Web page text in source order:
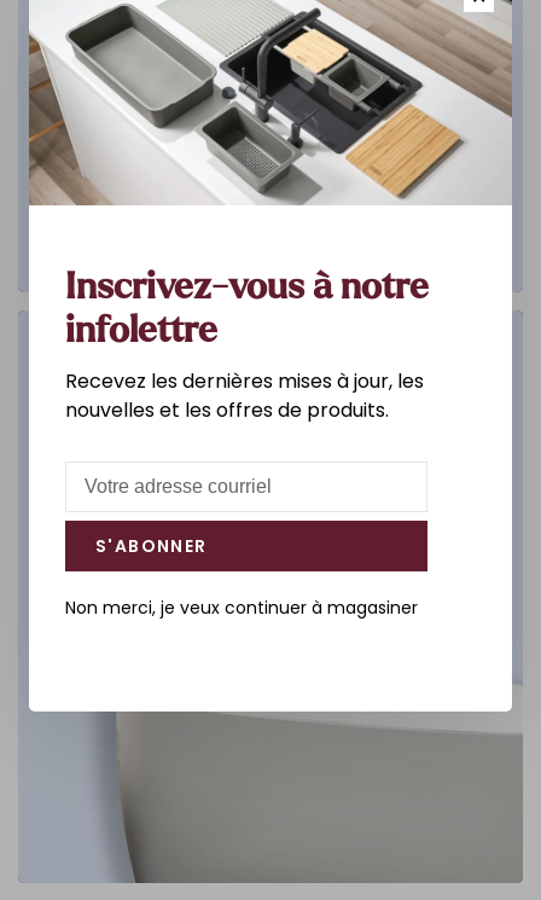
Salle de bain
DÉCOUVREZ
Inscrivez-vous à notre
infolettre
Recevez les dernières mises à jour, les
nouvelles et les offres de produits.
S'ABONNER
Non merci, je veux continuer à magasiner